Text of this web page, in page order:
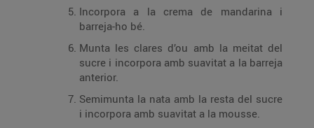
Incorpora a la crema de mandarina i
barreja-ho bé.
Munta les clares d’ou amb la meitat del
sucre i incorpora amb suavitat a la barreja
anterior.
Semimunta la nata amb la resta del sucre
i incorpora amb suavitat a la mousse.